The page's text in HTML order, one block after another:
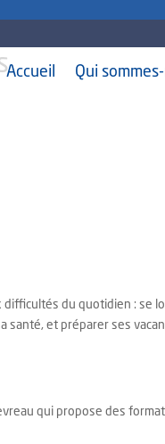
Accueil Qui
difficultés du quotidien : se
santé, et préparer ses
qui propose des